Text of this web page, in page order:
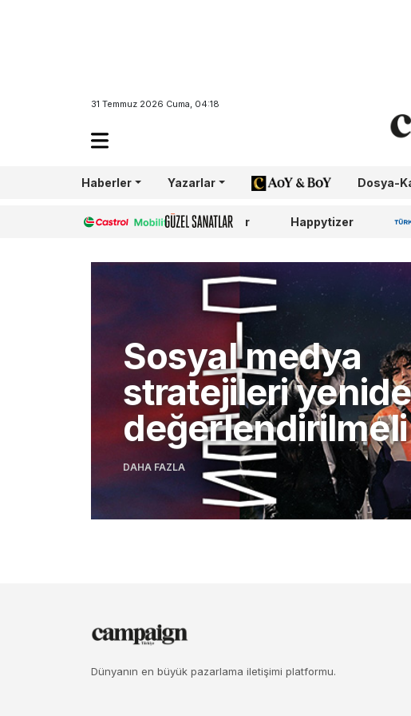
31 Temmuz 2026 Cuma, 04:18
Haberler Yazarlar AoY/BoY Dosya-
Castrol Güzel Sanatlar Happytizer İş
Sosyal medya
stratejileri
değerlendirilmeli
DAHA FAZLA
Dünyanın en büyük pazarlama iletişimi platformu.